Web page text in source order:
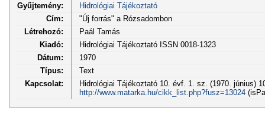
Gyűjtemény:
Hidrológiai Tájékoztató
Cím:
"Új forrás" a Rózsadombon
Létrehozó:
Paál Tamás
Kiadó:
Hidrológiai Tájékoztató ISSN 0018-1323
Dátum:
1970
Típus:
Text
Kapcsolat:
Hidrológiai Tájékoztató 10. évf. 1. sz. (1970. június)
http://www.matarka.hu/cikk_list.php?fusz=13024